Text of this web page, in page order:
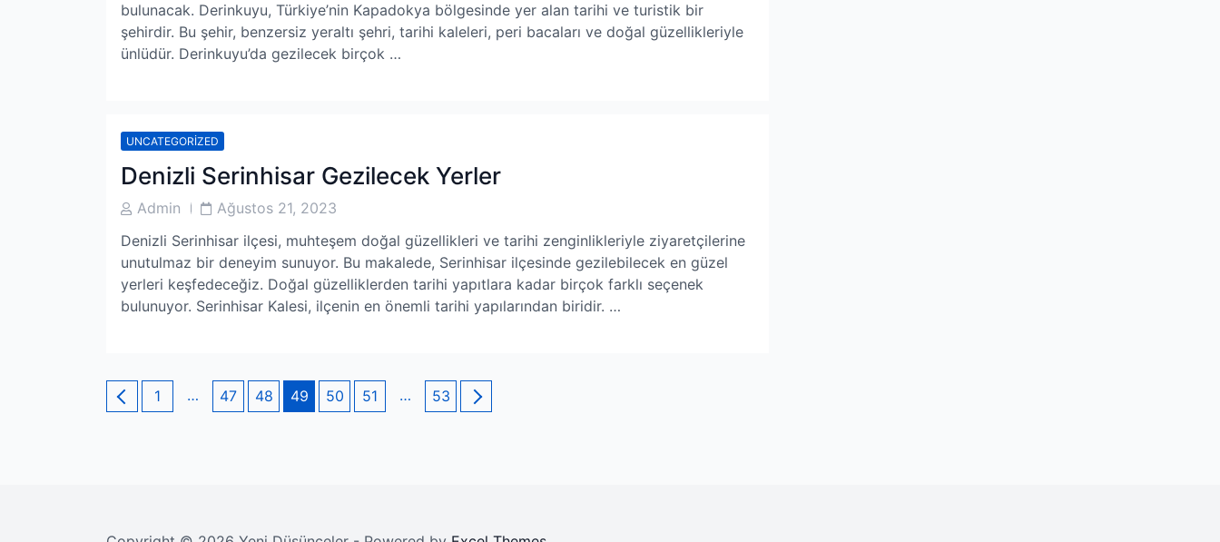
bulunacak. Derinkuyu, Türkiye’nin Kapadokya bölgesinde yer alan tarihi ve turistik bir
şehirdir. Bu şehir, benzersiz yeraltı şehri, tarihi kaleleri, peri bacaları ve doğal güzellikleriyle
ünlüdür. Derinkuyu’da gezilecek birçok …
UNCATEGORIZED
Denizli Serinhisar Gezilecek Yerler
PostAdmin
PostAğustos 21, 2023
Denizli Serinhisar ilçesi, muhteşem doğal güzellikleri ve tarihi zenginlikleriyle ziyaretçilerine
unutulmaz bir deneyim sunuyor. Bu makalede, Serinhisar ilçesinde gezilebilecek en güzel
yerleri keşfedeceğiz. Doğal güzelliklerden tarihi yapıtlara kadar birçok farklı seçenek
bulunuyor. Serinhisar Kalesi, ilçenin en önemli tarihi yapılarından biridir. …
Yazı
sayfalaması
Page
1 … Page
47 Page
48 Page
49 Page
50 Page
51 … Page
53